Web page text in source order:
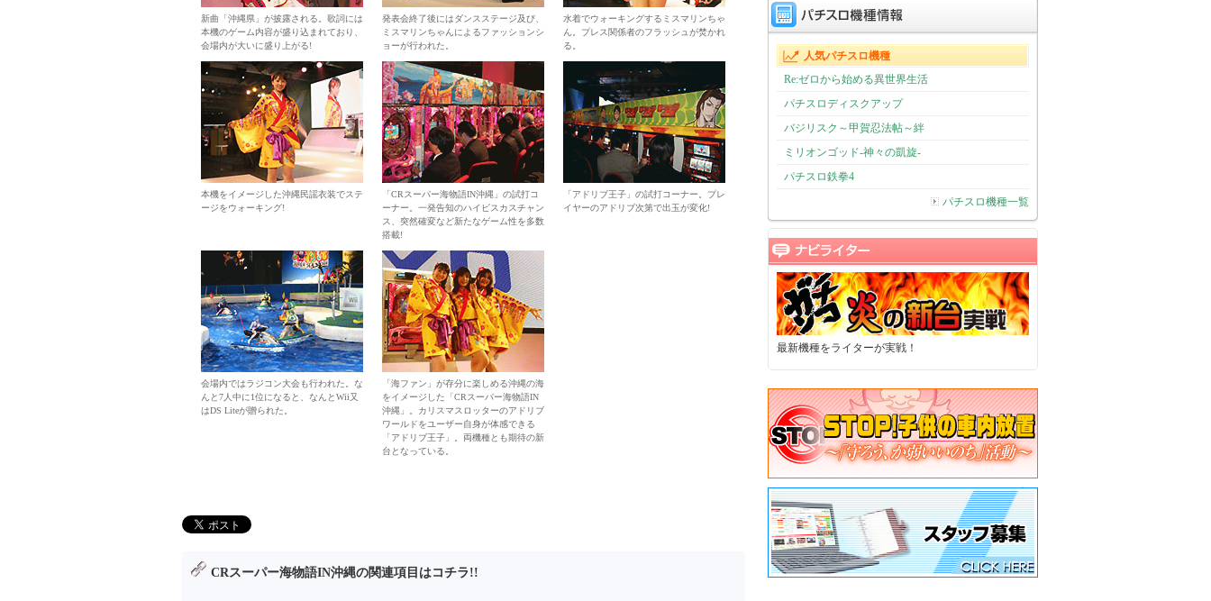
新曲「沖縄県」が披露される。歌詞には
本機のゲーム内容が盛り込まれており、
会場内が大いに盛り上がる!
発表会終了後にはダンスステージ及び、
ミスマリンちゃんによるファッションシ
ョーが行われた。
水着でウォーキングするミスマリンちゃ
ん。プレス関係者のフラッシュが焚かれ
る。
本機をイメージした沖縄民謡衣装でステ
ージをウォーキング!
「CRスーパー海物語IN沖縄」の試打コ
ーナー。一発告知のハイビスカスチャン
ス、突然確変など新たなゲーム性を多数
搭載!
「アドリブ王子」の試打コーナー。プレ
イヤーのアドリブ次第で出玉が変化!
会場内ではラジコン大会も行われた。な
んと7人中に1位になると、なんとWii又
はDS Liteが贈られた。
「海ファン」が存分に楽しめる沖縄の海
をイメージした「CRスーパー海物語IN
沖縄」。カリスマスロッターのアドリブ
ワールドをユーザー自身が体感できる
「アドリブ王子」。両機種とも期待の新
台となっている。
CRスーパー海物語IN沖縄の関連項目はコチラ!!
人気パチスロ機種
Re:ゼロから始める異世界生活
パチスロディスクアップ
バジリスク～甲賀忍法帖～絆
ミリオンゴッド-神々の凱旋-
パチスロ鉄拳4
パチスロ機種一覧
最新機種をライターが実戦！